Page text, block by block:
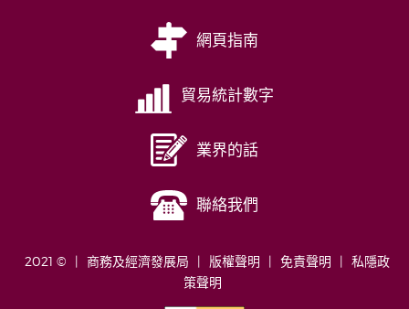
網頁指南
貿易統計數字
業界的話
聯絡我們
2021 © 商務及經濟發展局 版權聲明 免責聲明
私隱政
策聲明